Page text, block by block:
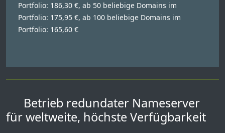
Portfolio: 186,30 €, ab 50 beliebige Domains im
Portfolio: 175,95 €, ab 100 beliebige Domains im
Portfolio: 165,60 €
Betrieb redundater Nameserver
für weltweite, höchste Verfügbarkeit